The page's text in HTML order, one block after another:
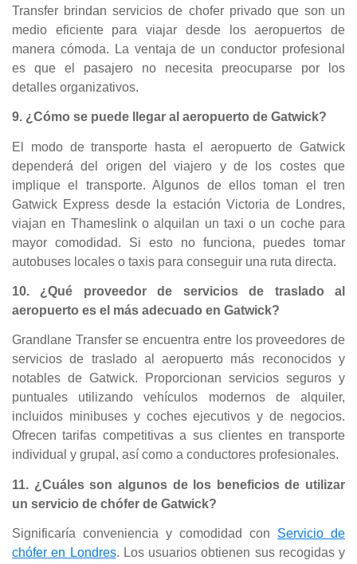
Transfer brindan servicios de chofer privado que son un
medio eficiente para viajar desde los aeropuertos de
manera cómoda. La ventaja de un conductor profesional
es que el pasajero no necesita preocuparse por los
detalles organizativos.
9. ¿Cómo se puede llegar al aeropuerto de Gatwick?
El modo de transporte hasta el aeropuerto de Gatwick
dependerá del origen del viajero y de los costes que
implique el transporte. Algunos de ellos toman el tren
Gatwick Express desde la estación Victoria de Londres,
viajan en Thameslink o alquilan un taxi o un coche para
mayor comodidad. Si esto no funciona, puedes tomar
autobuses locales o taxis para conseguir una ruta directa.
10. ¿Qué proveedor de servicios de traslado al
aeropuerto es el más adecuado en Gatwick?
Grandlane Transfer se encuentra entre los proveedores de
servicios de traslado al aeropuerto más reconocidos y
notables de Gatwick. Proporcionan servicios seguros y
puntuales utilizando vehículos modernos de alquiler,
incluidos minibuses y coches ejecutivos y de negocios.
Ofrecen tarifas competitivas a sus clientes en transporte
individual y grupal, así como a conductores profesionales.
11. ¿Cuáles son algunos de los beneficios de utilizar
un servicio de chófer de Gatwick?
Significaría conveniencia y comodidad con Servicio de
chófer en Londres. Los usuarios obtienen sus recogidas y